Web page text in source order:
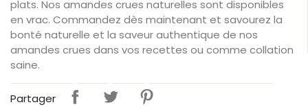
plats. Nos amandes crues naturelles sont disponibles
en vrac. Commandez dès maintenant et savourez la
bonté naturelle et la saveur authentique de nos
amandes crues dans vos recettes ou comme collation
saine.
Partager